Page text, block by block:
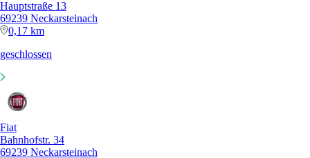
Hauptstraße 13
69239 Neckarsteinach
0,17 km
geschlossen
Fiat
Bahnhofstr. 34
69239 Neckarsteinach